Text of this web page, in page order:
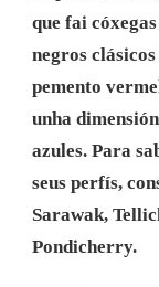
que fai
negros
pemento
unha
azules. Para
seus perfís,
Sarawak,
Pondicherry.